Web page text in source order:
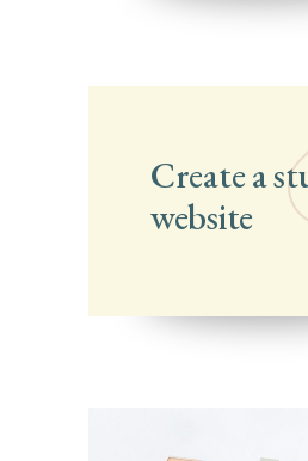
Create a
website